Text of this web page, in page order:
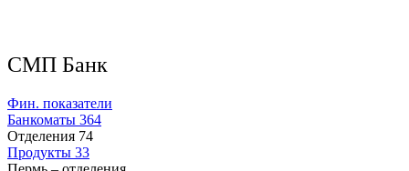
СМП Банк
Фин. показатели
Банкоматы 364
Отделения 74
Продукты 33